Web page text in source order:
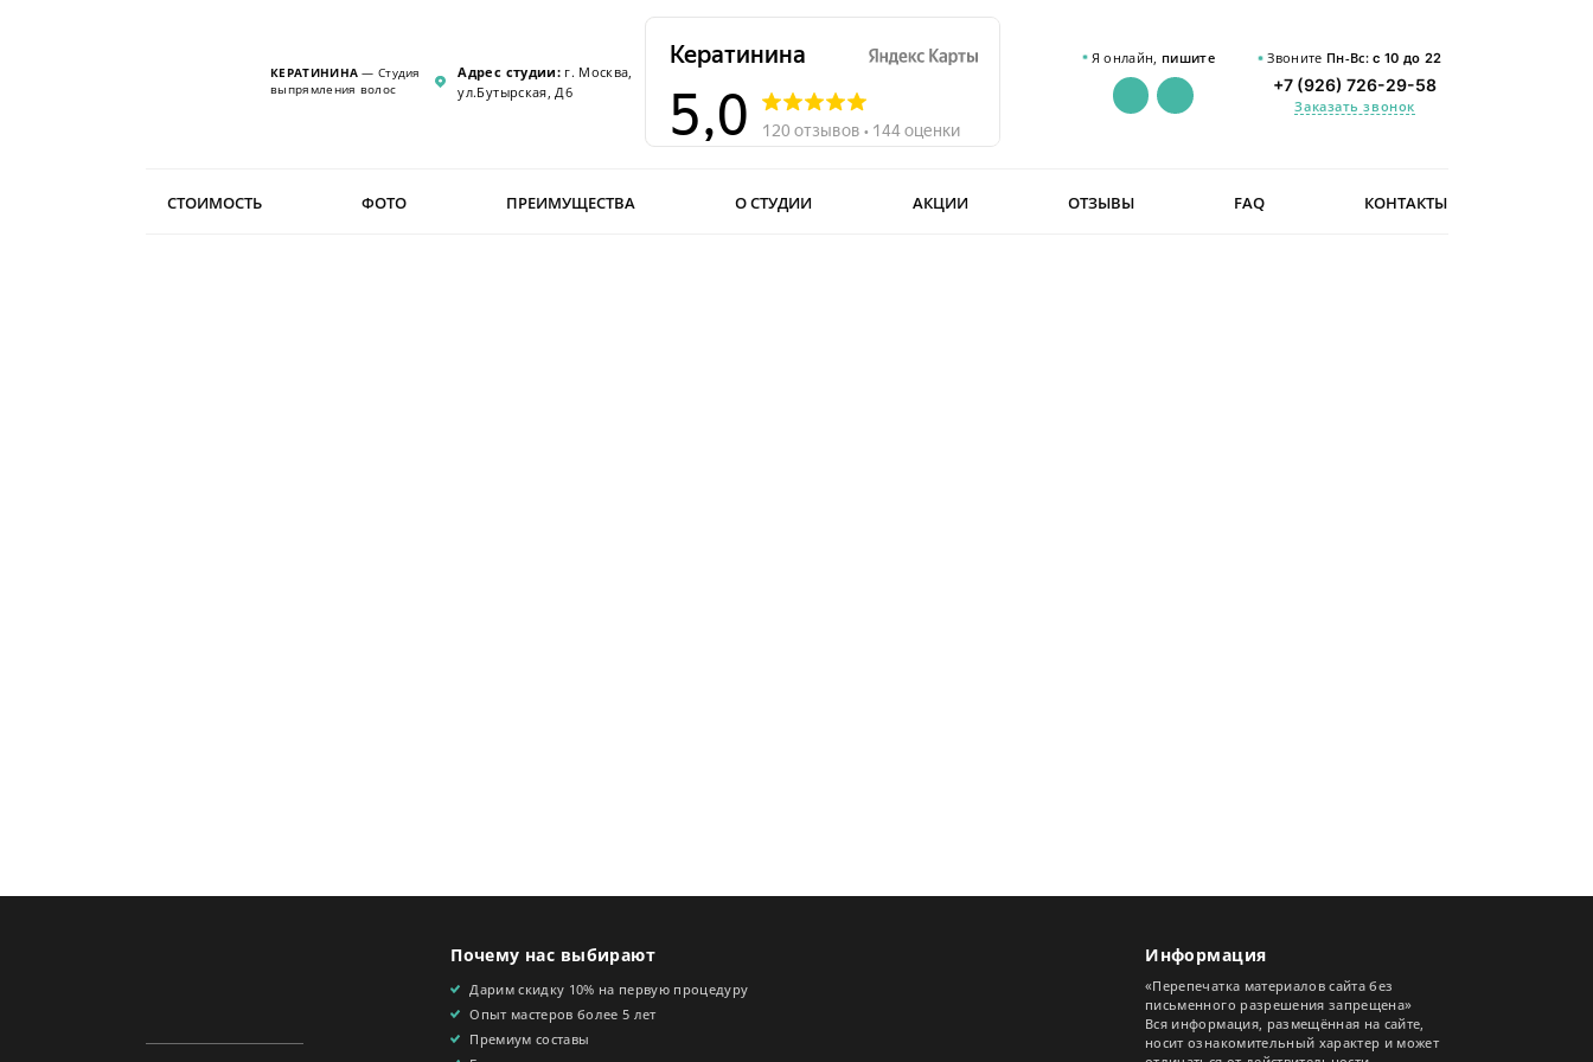
КЕРАТИНИНА — Студия
выпрямления волос
Адрес студии:г. Москва,
ул.Бутырская, Д6
Я онлайн,пишите Звоните Пн-Вс:с 10 до 22
+7 (926) 726-29-58
Заказать звонок
СТОИМОСТЬ ФОТО ПРЕИМУЩЕСТВА О СТУДИИ АКЦИИ ОТЗЫВЫ FAQ КОНТАКТЫ
Почему нас выбирают
Дарим скидку 10% на первую процедуру
Опыт мастеров более 5 лет
Премиум составы
Информация
«Перепечатка материалов сайта без
письменного разрешения запрещена»
Вся информация, размещённая на сайте,
носит ознакомительный характер и может